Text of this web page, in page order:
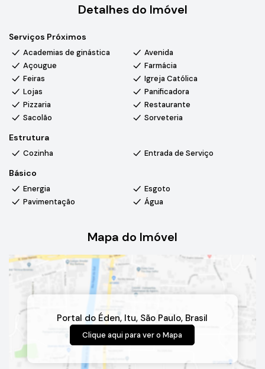
futuro parque da Cacau Show e com fácil acesso à Rodovia
Castelo Branco.
O bairro Portal do Éden, em Itu (SP), possui ampla estrutura de
comércios, serviços e acesso facilitado ao transporte, além
de ser uma região em constante expansão e valorização.
Detalhes do Imóvel
Serviços Próximos
Academias de ginástica
Avenida
Açougue
Farmácia
Feiras
Igreja Católica
Lojas
Panificadora
Pizzaria
Restaurante
Sacolão
Sorveteria
Estrutura
Cozinha Entrada de Serviço
Básico
Energia
Esgoto
Pavimentação
Água
Mapa do Imóvel
Portal do Éden, Itu, São Paulo, Brasil
Clique aqui para ver o Mapa